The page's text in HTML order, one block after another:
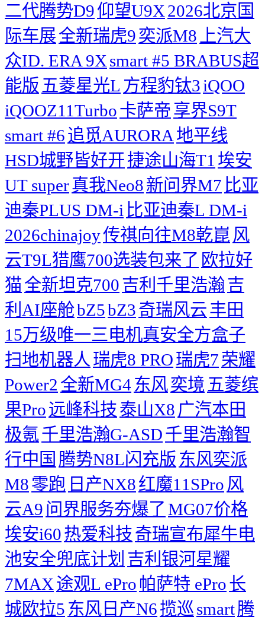
二代腾势D9仰望U9X2026北京国
际车展全新瑞虎9奕派M8 上汽大
众ID. ERA 9Xsmart #5 BRABUS超
能版 五菱星光L 方程豹钛3iQOO
iQOOZ11Turbo卡萨帝享界S9T
smart #6追觅AURORA 地平线
HSD城野皆好开捷途山海T1 埃安
UT super真我Neo8新问界M7 比亚
迪秦PLUS DM-i 比亚迪秦L DM-i
2026chinajoy传祺向往M8乾崑 风
云T9L猎鹰700选装包来了 欧拉好
猫全新坦克700吉利千里浩瀚吉
利AI座舱bZ5bZ3奇瑞风云丰田
15万级唯一三电机真安全方盒子
扫地机器人 瑞虎8 PRO瑞虎7荣耀
Power2 全新MG4 东风奕境 五菱缤
果Pro远峰科技泰山X8 广汽本田
极氪千里浩瀚G-ASD千里浩瀚智
行中国 腾势N8L闪充版 东风奕派
M8零跑 日产NX8红魔11SPro 风
云A9 问界服务夯爆了 MG07价格
埃安i60热爱科技奇瑞宣布犀牛电
池安全兜底计划 吉利银河星耀
7MAX途观L ePro 帕萨特 ePro长
城欧拉5 东风日产N6揽巡smart腾